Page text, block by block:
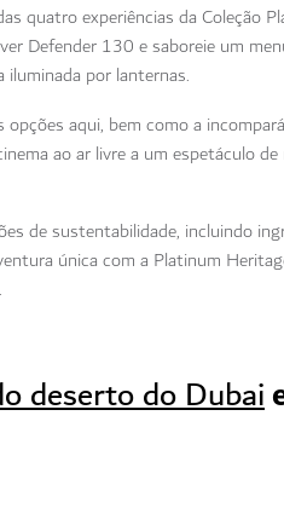
quatro experiências da Coleção
Defender 130 e saboreie um
por lanternas.
aqui, bem como a
ao ar livre a um espetáculo de
de sustentabilidade, incluindo
única com a Platinum
deserto do Dubai